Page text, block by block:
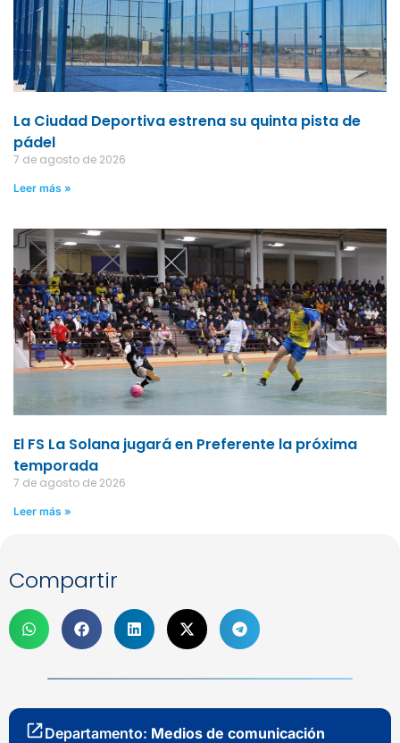
La Ciudad Deportiva estrena su quinta pista de
pádel
7 de agosto de 2026
Leer más »
El FS La Solana jugará en Preferente la próxima
temporada
7 de agosto de 2026
Leer más »
Compartir
Departamento: Medios de comunicación